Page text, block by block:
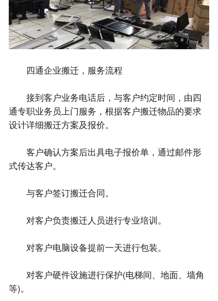
四通企业搬迁，服务流程
接到客户业务电话后，与客户约定时间，由四
通专职业务员上门服务，根据客户搬迁物品的要求
设计详细搬迁方案及报价。
客户确认方案后出具电子报价单，通过邮件形
式传达客户。
与客户签订搬迁合同。
对客户负责搬迁人员进行专业培训。
对客户电脑设备提前一天进行包装。
对客户硬件设施进行保护(电梯间、地面、墙角
等)。